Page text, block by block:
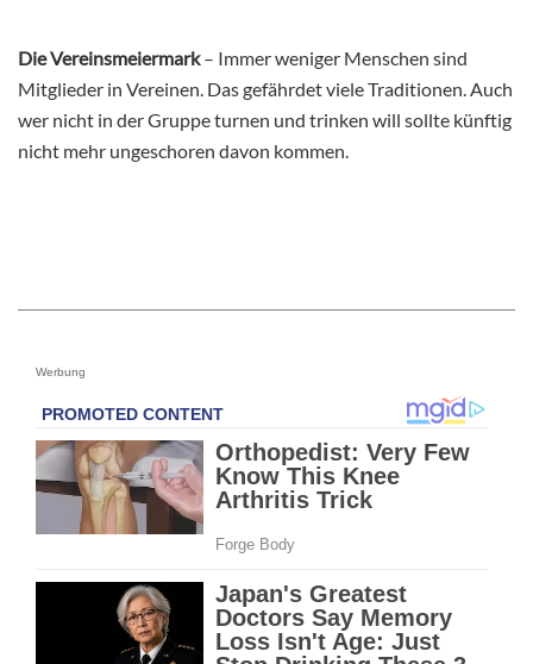
Die Vereinsmeiermark– Immer weniger Menschen sind
Mitglieder in Vereinen. Das gefährdet viele Traditionen. Auch
wer nicht in der Gruppe turnen und trinken will sollte künftig
nicht mehr ungeschoren davon kommen.
Werbung